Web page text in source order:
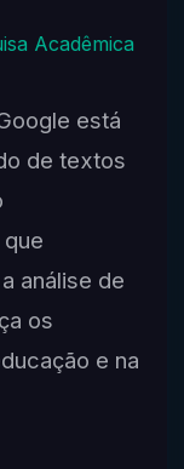
Acadêmica
está
de textos
análise de
os
e na